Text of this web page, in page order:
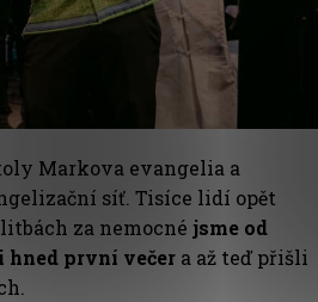
Markova evangelia a
síť. Tisíce lidí opět
za nemocné jsme od
první večer a až teď přišli